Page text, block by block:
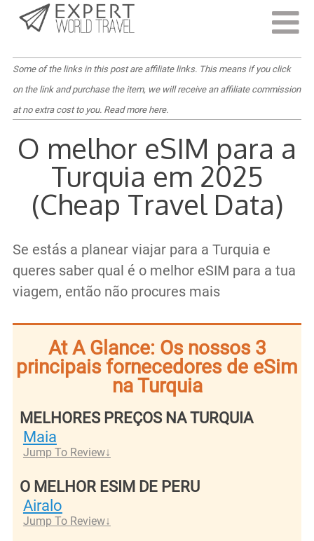
Last Updated:24 de Dezembro, 2024
Some of the links in this post are affiliate links. This means if you click
on the link and purchase the item, we will receive an affiliate commission
at no extra cost to you. Read more here.
O melhor eSIM para a
Turquia em 2025
(Cheap Travel Data)
Se estás a planear viajar para a Turquia e
queres saber qual é o melhor eSIM para a tua
viagem, então não procures mais
At A Glance: Os nossos 3
principais fornecedores de eSim
na Turquia
MELHORES PREÇOS NA TURQUIA
Maia
Jump To Review
O MELHOR ESIM DE PERU
Airalo
Jump To Review